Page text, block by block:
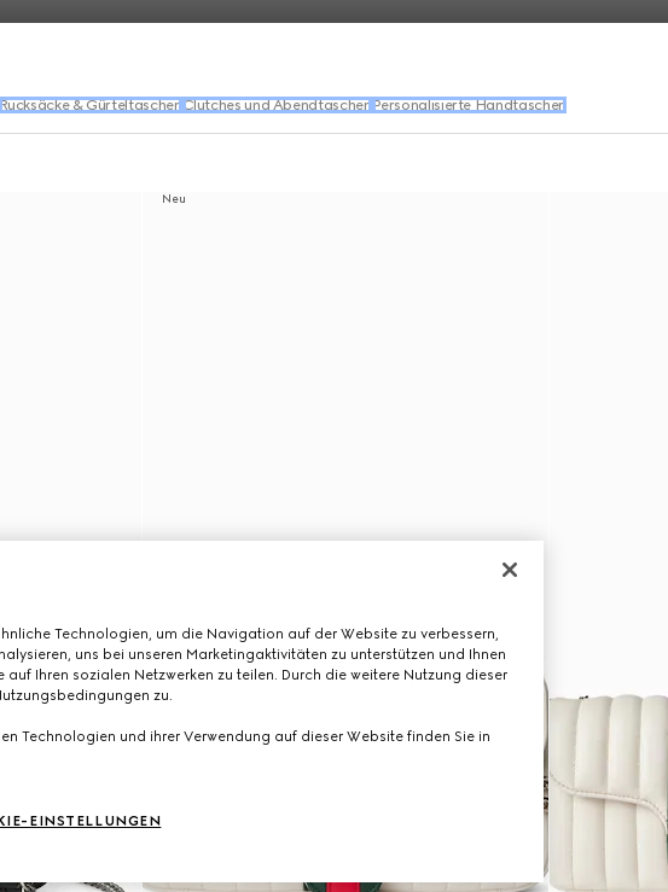
Rucksäcke & Gürteltaschen Clutches und Abendtaschen Personalisierte Handtaschen
Neu
Technologien, um die Navigation auf der Website zu verbessern,
uns bei unseren Marketingaktivitäten zu unterstützen und Ihnen
Ihren sozialen Netzwerken zu teilen. Durch die weitere Nutzung dieser
zu.
Technologien und ihrer Verwendung auf dieser Website finden Sie in
EINSTELLUNGEN